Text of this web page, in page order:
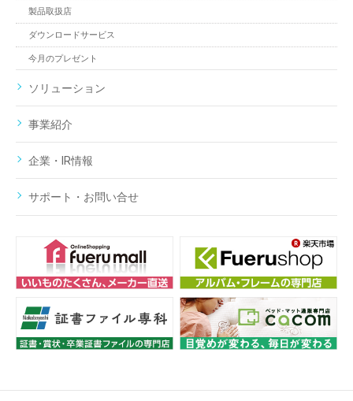
製品取扱店
ダウンロードサービス
今月のプレゼント
ソリューション
事業紹介
企業・IR情報
サポート・お問い合せ